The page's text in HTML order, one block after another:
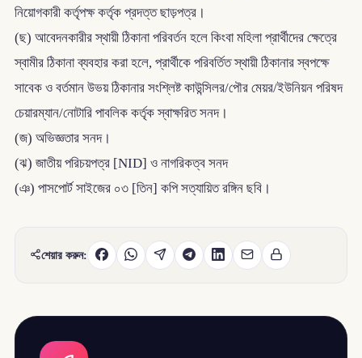
নিয়োগকারী কর্তৃপক্ষ কর্তৃক প্রদত্ত ছাড়পত্র।
(ছ) আবেদনকারীর স্থায়ী ঠিকানা পরিবর্তন হলে কিংবা মহিলা প্রার্থীদের ক্ষেত্রে
স্বামীর ঠিকানা ব্যবহার করা হলে, প্রার্থীকে পরিবর্তিত স্থায়ী ঠিকানার স্বপক্ষে
সাবেক ও বর্তমান উভয় ঠিকানার সংশ্লিষ্ট কাউন্সিলর/পৌর মেয়র/ইউনিয়ন পরিষদ
চেয়ারম্যান/নোটারি পাবলিক কর্তৃক স্বাক্ষরিত সনদ।
(জ) অভিজ্ঞতার সনদ।
(ঝ) জাতীয় পরিচয়পত্র [NID] ও নাগরিকত্ব সনদ
(ঞ) পাসপোর্ট সাইজের ০৩ [তিন] কপি সত্যায়িত রঙ্গিন ছবি।
শেয়ার করুন: